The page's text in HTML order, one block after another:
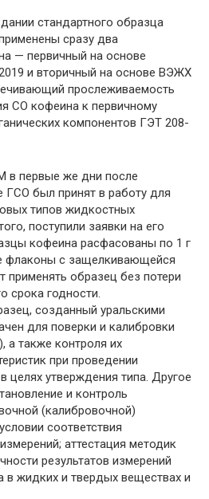
стандартного образца
сразу два
— первичный на основе
и вторичный на основе ВЭЖХ
прослеживаемость
СО кофеина к первичному
компонентов ГЭТ 208-
первые же дни после
ГСО был принят в работу для
типов жидкостных
поступили заявки на его
кофеина расфасованы по 1 г
флаконы с защелкивающейся
применять образец без потери
срока годности.
созданный уральскими
для поверки и калибровки
а также контроля их
при проведении
целях утверждения типа. Другое
и контроль
(калибровочной)
соответствия
аттестация методик
результатов измерений
жидких и твердых веществах и